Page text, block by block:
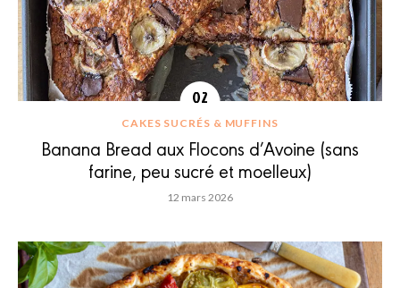
CAKES SUCRÉS & MUFFINS
Banana Bread aux Flocons d’Avoine (sans
farine, peu sucré et moelleux)
12 mars 2026